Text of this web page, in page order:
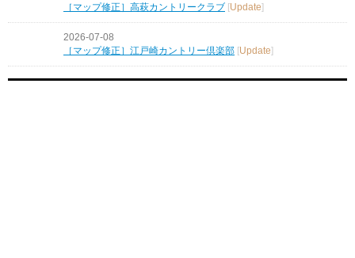
［マップ修正］高萩カントリークラブ [Update]
2026-07-08
［マップ修正］江戸崎カントリー倶楽部 Update